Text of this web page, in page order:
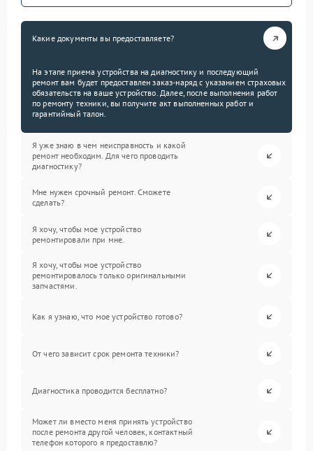
Какие документы вы предоставляете?
На этапе приема устройства на диагностику и последующий
ремонт вам будет предоставлен заказ-наряд с указанием страховых
обязательств на ваше устройство. Далее, после выполнения работ
по ремонту техники, вы получите акт выполненных работ и
гарантийный талон.
Я уже знаю в чем неисправность и какой
ремонт необходим. Для чего проводить
диагностику?
Мне нужен срочный ремонт. Сможете
сделать?
Я хочу, чтобы мое устройство
ремонтировали при мне.
Я хочу, чтобы мое устройство
ремонтировалось только оригинальными
запчастями.
Как я узнаю, что мое устройство готово?
От чего зависит срок ремонта техники?
Диагностика проводится бесплатно?
Может ли вместо меня принять устройство
после ремонта другой человек, контактный
телефон которого я предоставлю?